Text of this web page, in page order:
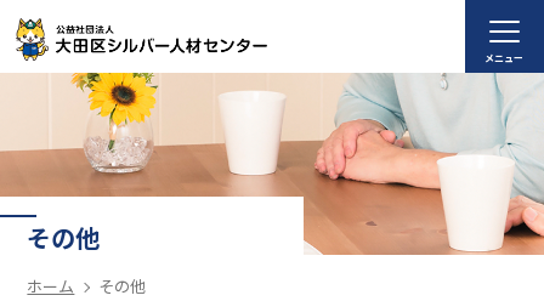
メニュー
その他
ホーム その他